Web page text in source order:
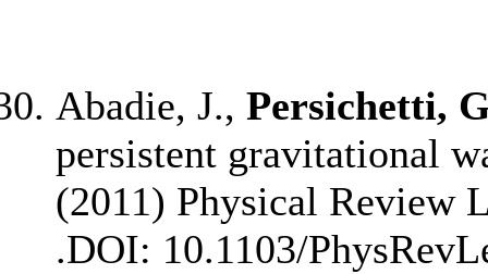
Abadie, J., Persichetti,
persistent gravitational
(2011) Physical Review
.DOI: 10.1103/